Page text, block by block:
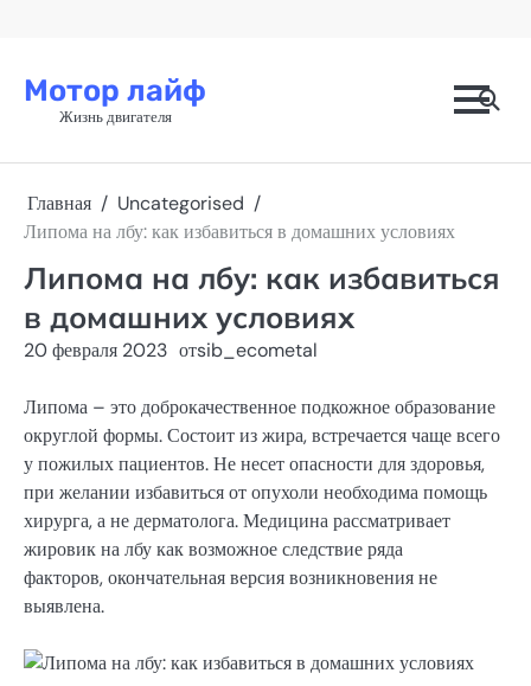
Мотор лайф
Жизнь двигателя
Главная
Uncategorised
Липома на лбу: как избавиться в домашних условиях
Липома на лбу: как избавиться
в домашних условиях
20 февраля 2023 отsib_ecometal
Липома – это доброкачественное подкожное образование
округлой формы. Состоит из жира, встречается чаще всего
у пожилых пациентов. Не несет опасности для здоровья,
при желании избавиться от опухоли необходима помощь
хирурга, а не дерматолога. Медицина рассматривает
жировик на лбу как возможное следствие ряда
факторов, окончательная версия возникновения не
выявлена.